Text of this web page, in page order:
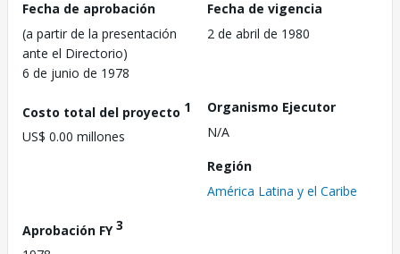
Fecha de aprobación
(a partir de la presentación
ante el Directorio)
6 de junio de 1978
Fecha de vigencia
2 de abril de 1980
Costo total del proyecto 1
US$ 0.00 millones
Organismo Ejecutor
N/A
Región
América Latina y el Caribe
Aprobación FY3